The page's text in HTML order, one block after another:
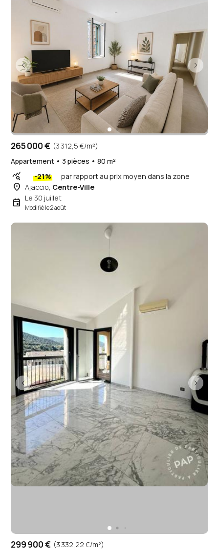
265 000 € (3 312,5 €/m²)
Appartement • 3 pièces • 80 m²
query_stats -21% par rapport au prix moyen dans la zone
place Ajaccio, Centre-Ville
event Le 30 juillet
Modifié le 2 août
299 900 € (3 332,22 €/m²)